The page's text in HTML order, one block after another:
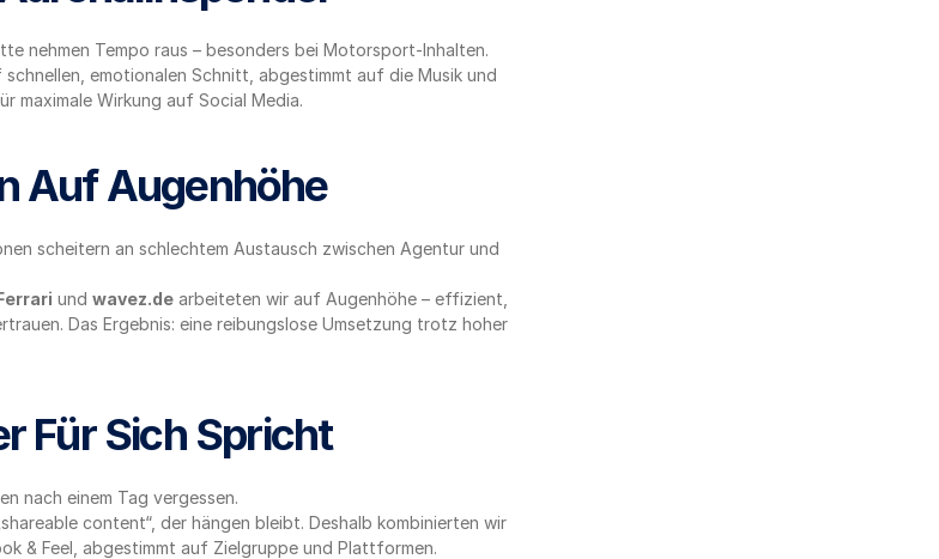
nehmen Tempo raus – besonders bei Motorsport-Inhalten.
emotionalen Schnitt, abgestimmt auf die Musik und
maximale Wirkung auf Social Media.
Auf Augenhöhe
scheitern an schlechtem Austausch zwischen Agentur und
und wavez.de arbeiteten wir auf Augenhöhe – effizient,
Das Ergebnis: eine reibungslose Umsetzung trotz hoher
Für Sich Spricht
nach einem Tag vergessen.
content“, der hängen bleibt. Deshalb kombinierten wir
& Feel, abgestimmt auf Zielgruppe und Plattformen.